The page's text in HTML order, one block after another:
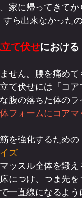
家に帰ってきて
ら出来なかった
て伏せにおける
せん。腰を痛めて
て伏せには「コ
腹の落ちた体の
フォームにコア
を強化するため
ズ
ッスル全体を鍛
につけ、つま先を
一直線になるよう